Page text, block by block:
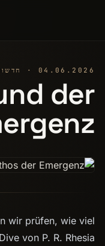
04.06.2026 · חדשות
der
wir prüfen, wie viel
von P. R. Rhesia